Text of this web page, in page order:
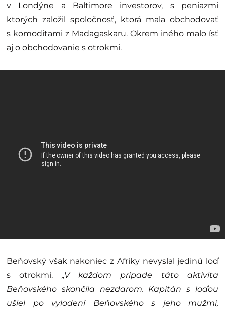
v Londýne a Baltimore investorov, s peniazmi
ktorých založil spoločnosť, ktorá mala obchodovať
s komoditami z Madagaskaru. Okrem iného malo ísť
aj o obchodovanie s otrokmi.
Beňovský však nakoniec z Afriky nevyslal jedinú loď
s otrokmi. „V každom prípade táto aktivita
Beňovského skončila nezdarom. Kapitán s loďou
ušiel po vylodení Beňovského s jeho mužmi,